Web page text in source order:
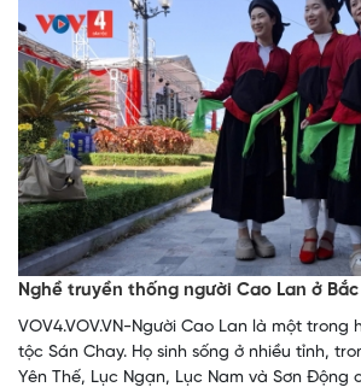
Nghề truyền thống người Cao Lan ở
VOV4.VOV.VN-Người Cao Lan là một trong
tộc Sán Chay. Họ sinh sống ở nhiều tỉnh,
Yên Thế, Lục Ngạn, Lục Nam và Sơn Động